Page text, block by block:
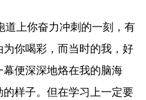
道上你奋力冲刺的一刻，有
你喝彩，而当时的我，好
便深深地烙在我的脑海
样子。但在学习上一定要